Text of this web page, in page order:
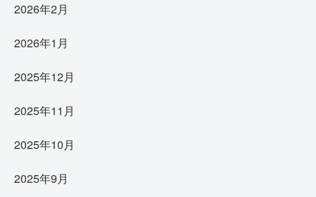
2026年2月
2026年1月
2025年12月
2025年11月
2025年10月
2025年9月